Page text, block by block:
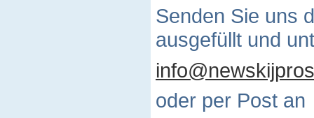
Senden Sie uns
ausgefüllt und
oder per Post an